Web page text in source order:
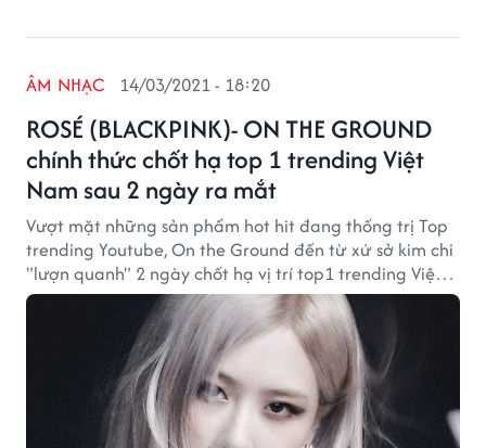
ROSÉ (BLACKPINK)- ON THE GROUND
chính thức chốt hạ top 1 trending Việt
Nam sau 2 ngày ra mắt
ÂM NHẠC 14/03/2021 - 18:20
Vượt mặt những sản phẩm hot hit đang thống trị Top
trending Youtube, On the Ground đến từ xứ sở kim chi
"lượn quanh" 2 ngày chốt hạ vị trí top1 trending Việt
Nam